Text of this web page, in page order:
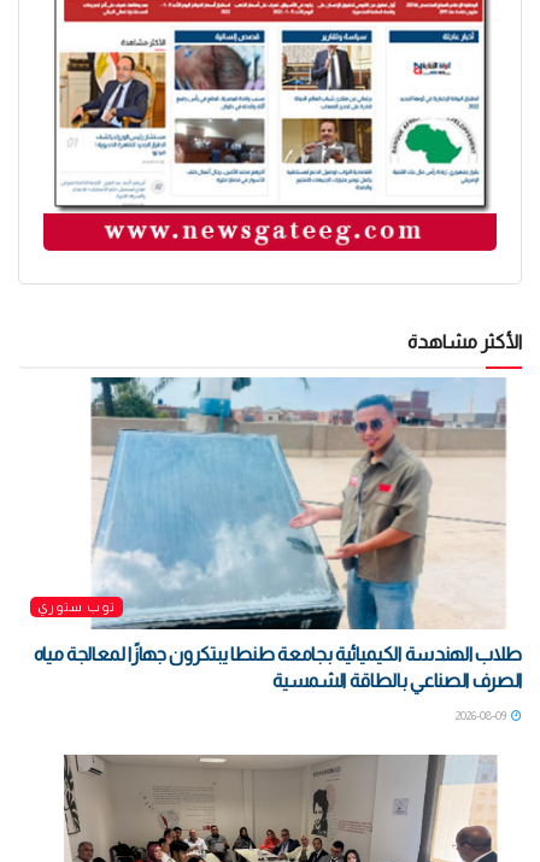
الأكثر مشاهدة
توب ستوري
طلاب الهندسة الكيميائية بجامعة طنطا يبتكرون جهازًا لمعالجة مياه
الصرف الصناعي بالطاقة الشمسية